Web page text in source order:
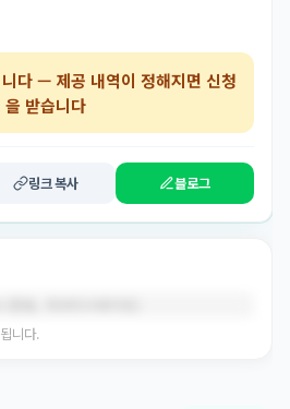
다 — 제공 내역이 정해지면 신청
을 받습니다
링크 복사 블로그
니다.